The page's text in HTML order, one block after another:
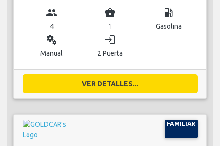
group
4
business_center
1
local_gas_station
Gasolina
miscellaneous_services
Manual
login
2 Puerta
VER DETALLES...
FAMILIAR